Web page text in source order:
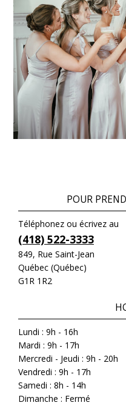
POUR
Téléphonez ou écrivez au
(418) 522-3333
849, Rue Saint-Jean
Québec (Québec)
G1R 1R2
Lundi : 9h - 16h
Mardi : 9h - 17h
Mercredi - Jeudi : 9h - 20h
Vendredi : 9h - 17h
Samedi : 8h - 14h
Dimanche : Fermé